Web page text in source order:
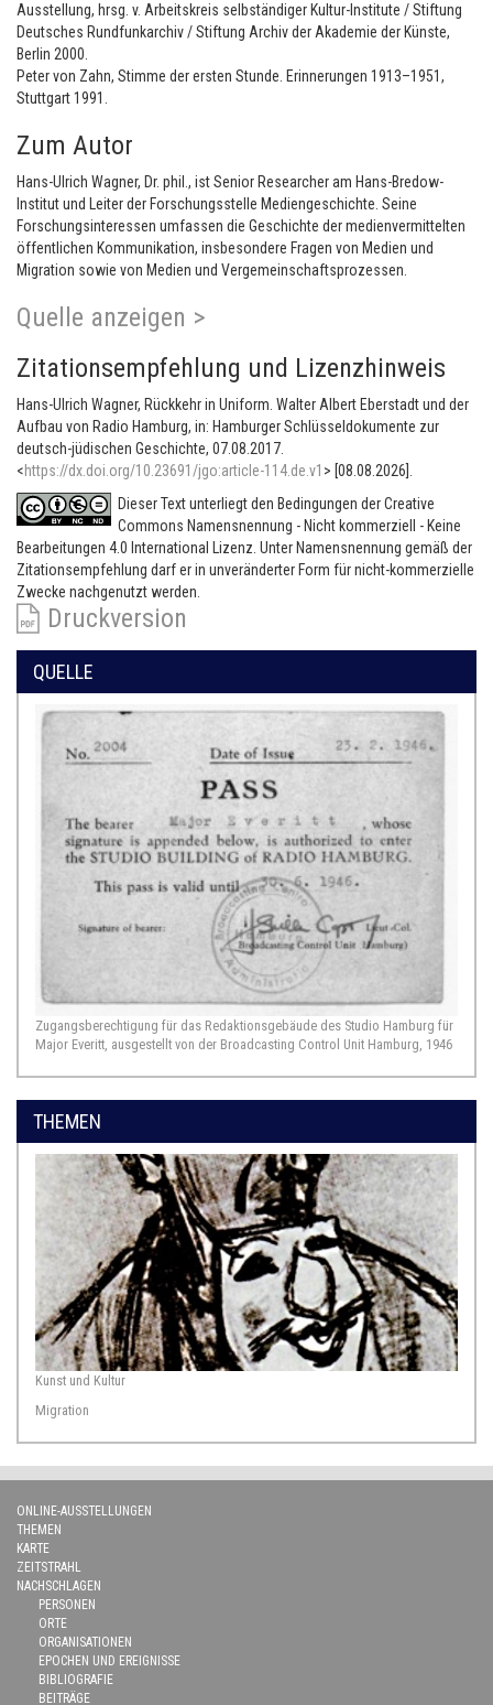
Ausstellung, hrsg. v. Arbeitskreis selbständiger Kultur-Institute / Stiftung
Deutsches Rundfunkarchiv / Stiftung Archiv der Akademie der Künste,
Berlin 2000.
Peter von Zahn, Stimme der ersten Stunde. Erinnerungen 1913–1951,
Stuttgart 1991.
Zum Autor
Hans-Ulrich Wagner, Dr. phil., ist Senior Researcher am Hans-Bredow-
Institut und Leiter der Forschungsstelle Mediengeschichte. Seine
Forschungsinteressen umfassen die Geschichte der medienvermittelten
öffentlichen Kommunikation, insbesondere Fragen von Medien und
Migration sowie von Medien und Vergemeinschaftsprozessen.
Quelle anzeigen >
Zitationsempfehlung und Lizenzhinweis
Hans-Ulrich Wagner, Rückkehr in Uniform. Walter Albert Eberstadt und der
Aufbau von Radio Hamburg, in: Hamburger Schlüsseldokumente zur
deutsch-jüdischen Geschichte, 07.08.2017.
<https://dx.doi.org/10.23691/jgo:article-114.de.v1 > [08.08.2026].
Dieser Text unterliegt den Bedingungen der Creative
Commons Namensnennung - Nicht kommerziell - Keine
Bearbeitungen 4.0 International Lizenz. Unter Namensnennung gemäß der
Zitationsempfehlung darf er in unveränderter Form für nicht-kommerzielle
Zwecke nachgenutzt werden.
Druckversion
QUELLE
Zugangsberechtigung für das Redaktionsgebäude des Studio Hamburg für
Major Everitt, ausgestellt von der Broadcasting Control Unit Hamburg, 1946
THEMEN
Kunst und Kultur
Migration
ONLINE-AUSSTELLUNGEN
THEMEN
KARTE
ZEITSTRAHL
NACHSCHLAGEN
PERSONEN
ORTE
ORGANISATIONEN
EPOCHEN UND EREIGNISSE
BIBLIOGRAFIE
BEITRÄGE